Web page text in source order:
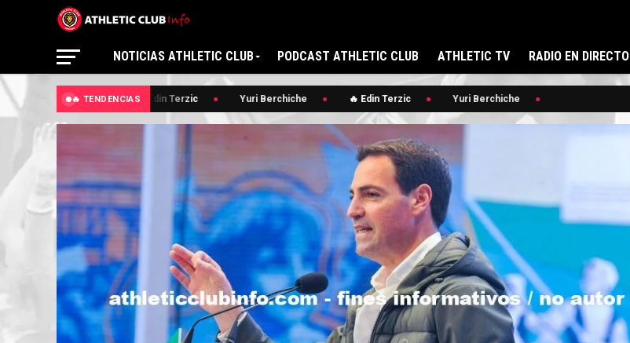
NOTICIAS ATHLETIC CLUB PODCAST ATHLETIC CLUB ATHLETIC TV RADIO EN DIRECTO
🔥 TENDENCIAS🔥 Edin Terzic Yuri Berchiche 🔥 Edin Terzic Yuri Berchiche